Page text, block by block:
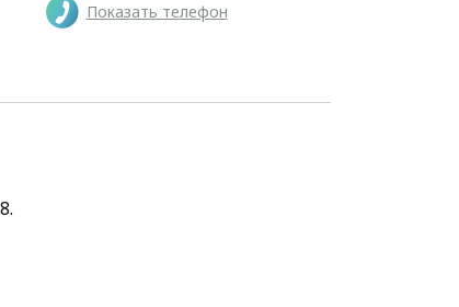
Показать телефон